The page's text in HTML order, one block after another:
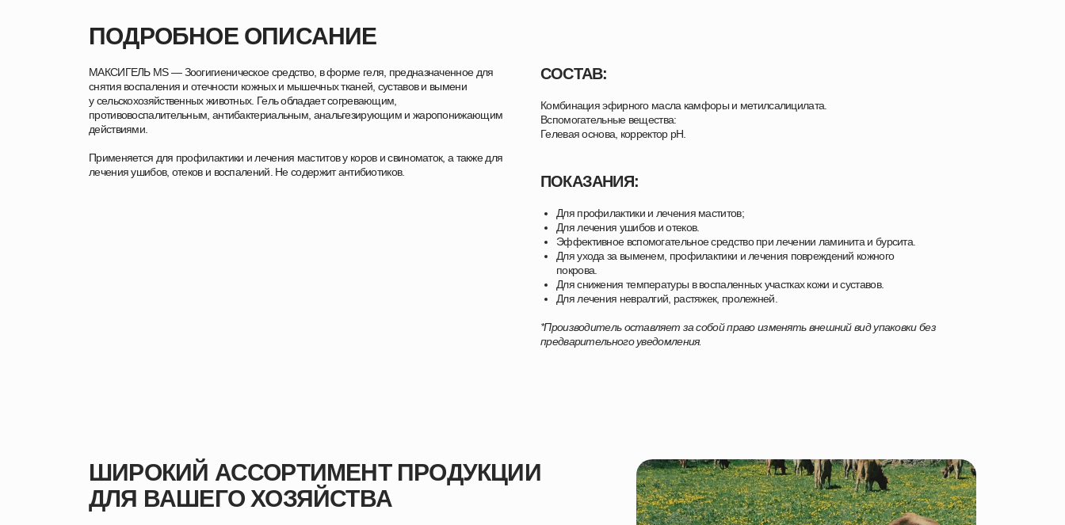
МАКСИГЕЛЬ MS — Зоогигиеническое средство, в форме геля, предназначенное для
снятия воспаления и отечности кожных и мышечных тканей, суставов и вымени
у сельскохозяйственных животных. Гель обладает согревающим,
противовоспалительным, антибактериальным, анальгезирующим и жаропонижающим
действиями.
Применяется для профилактики и лечения маститов у коров и свиноматок, а также для
лечения ушибов, отеков и воспалений. Не содержит антибиотиков.
ПОДРОБНОЕ ОПИСАНИЕ
Комбинация эфирного масла камфоры и метилсалицилата.
Вспомогательные вещества:
Гелевая основа, корректор рН.
СОСТАВ:
Для профилактики и лечения маститов;
Для лечения ушибов и отеков.
Эффективное вспомогательное средство при лечении ламинита и бурсита.
Для ухода за выменем, профилактики и лечения повреждений кожного
покрова.
Для снижения температуры в воспаленных участках кожи и суставов.
Для лечения невралгий, растяжек, пролежней.
*Производитель оставляет за собой право изменять внешний вид упаковки без
предварительного уведомления.
ПОКАЗАНИЯ:
ШИРОКИЙ АССОРТИМЕНТ ПРОДУКЦИИ
ДЛЯ ВАШЕГО ХОЗЯЙСТВА